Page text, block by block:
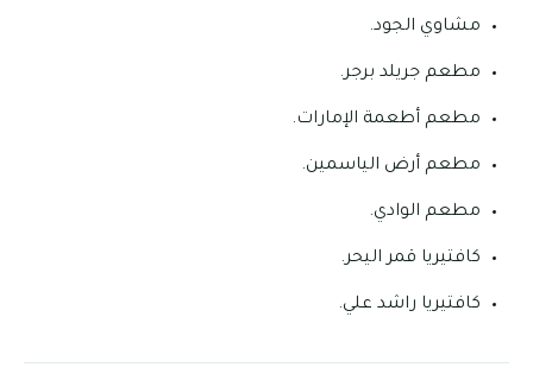
مشاوي الجود.
مطعم جريلد برجر.
مطعم أطعمة الإمارات.
مطعم أرض الياسمين.
مطعم الوادي.
كافتيريا قمر اليحر.
كافتيريا راشد علي.